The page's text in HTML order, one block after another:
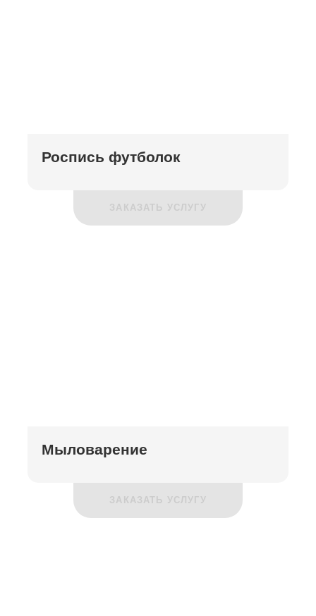
Роспись футболок
ЗАКАЗАТЬ УСЛУГУ
Мыловарение
ЗАКАЗАТЬ УСЛУГУ